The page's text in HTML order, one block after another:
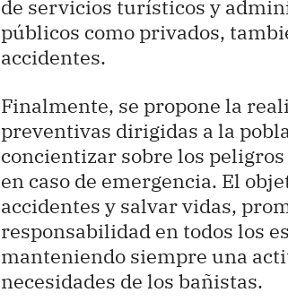
de servicios turísticos y
públicos como privados,
accidentes.
Finalmente, se propone la
preventivas dirigidas a la
concientizar sobre los
en caso de emergencia. El
accidentes y salvar vidas,
responsabilidad en todos los
manteniendo siempre una
necesidades de los bañistas.